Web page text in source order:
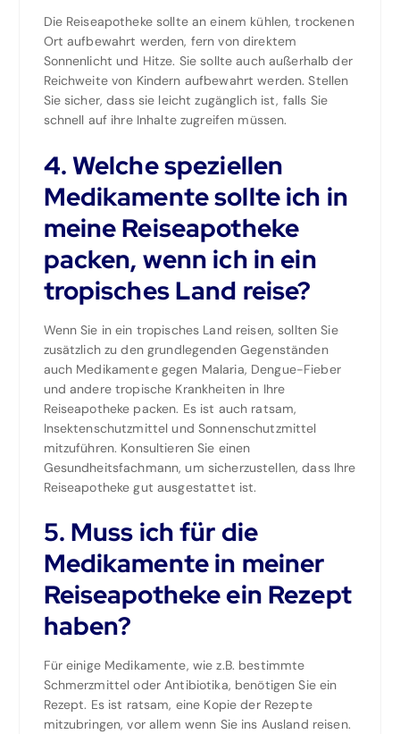
Die Reiseapotheke sollte an einem kühlen, trockenen
Ort aufbewahrt werden, fern von direktem
Sonnenlicht und Hitze. Sie sollte auch außerhalb der
Reichweite von Kindern aufbewahrt werden. Stellen
Sie sicher, dass sie leicht zugänglich ist, falls Sie
schnell auf ihre Inhalte zugreifen müssen.
4. Welche speziellen
Medikamente sollte ich in
meine Reiseapotheke
packen, wenn ich in ein
tropisches Land reise?
Wenn Sie in ein tropisches Land reisen, sollten Sie
zusätzlich zu den grundlegenden Gegenständen
auch Medikamente gegen Malaria, Dengue-Fieber
und andere tropische Krankheiten in Ihre
Reiseapotheke packen. Es ist auch ratsam,
Insektenschutzmittel und Sonnenschutzmittel
mitzuführen. Konsultieren Sie einen
Gesundheitsfachmann, um sicherzustellen, dass Ihre
Reiseapotheke gut ausgestattet ist.
5. Muss ich für die
Medikamente in meiner
Reiseapotheke ein Rezept
haben?
Für einige Medikamente, wie z.B. bestimmte
Schmerzmittel oder Antibiotika, benötigen Sie ein
Rezept. Es ist ratsam, eine Kopie der Rezepte
mitzubringen, vor allem wenn Sie ins Ausland reisen.